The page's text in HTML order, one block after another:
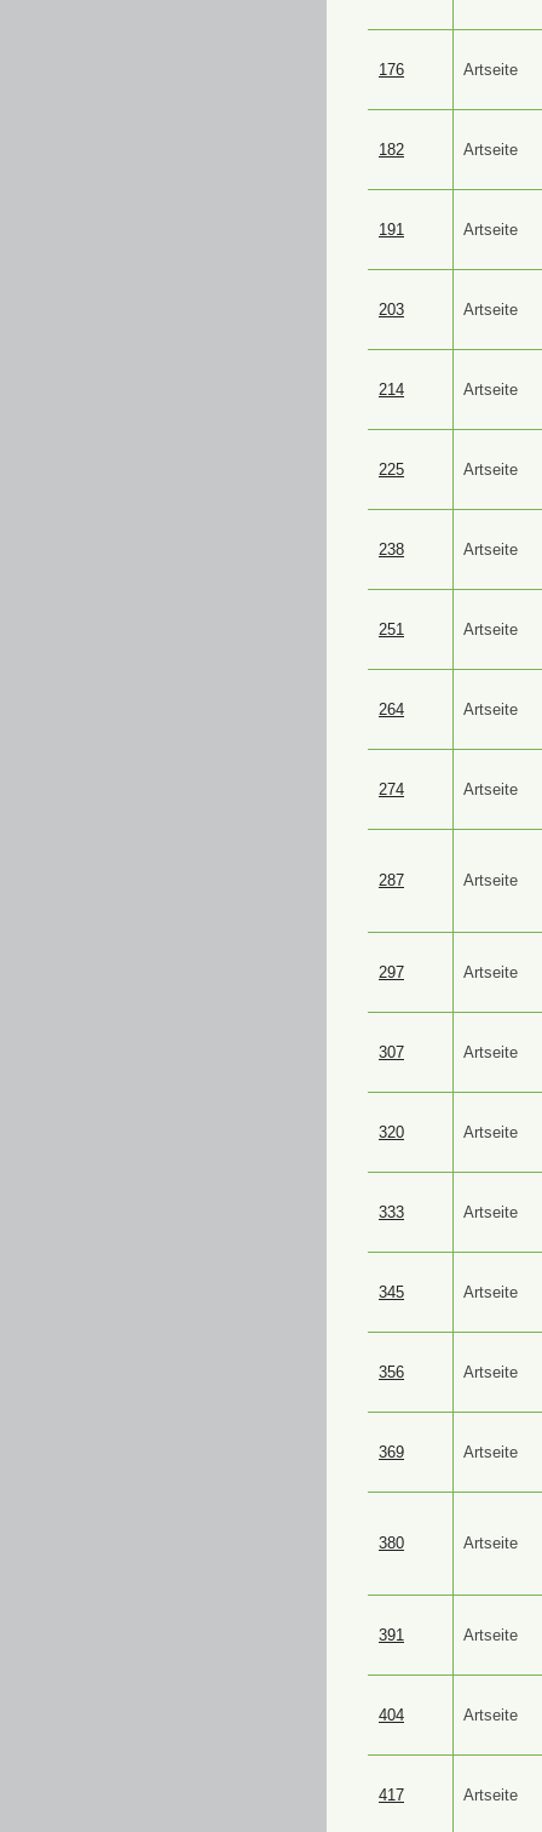
176 Artseite
182 Artseite
191 Artseite
203 Artseite
214 Artseite
225 Artseite
238 Artseite
251 Artseite
264 Artseite
274 Artseite
287 Artseite
297 Artseite
307 Artseite
320 Artseite
333 Artseite
345 Artseite
356 Artseite
369 Artseite
380 Artseite
391 Artseite
404 Artseite
417 Artseite